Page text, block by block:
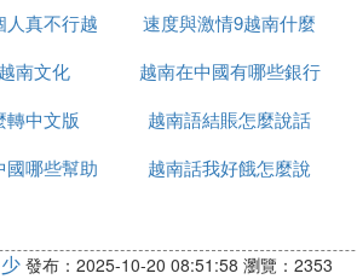
漢語說得很嫻熟，他把中越的關系
南人從不仇恨別的國家，我們是一個
何看待中國人的抗美援越
的宣傳匪夷所思。
抗法援越，越南政府基本上不說中
越南。
人真不行越
麼說
速度與激情9越南什麼
時候上映
南文化
越南在中國有哪些銀行
轉中文版 越南語結賬怎麼說話
國哪些幫助
越南話我好餓怎麼說
發布：2025-10-20 08:51:58 瀏覽：2353